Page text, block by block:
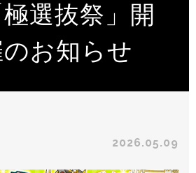
極選抜祭」開
お知らせ
2026.05.09